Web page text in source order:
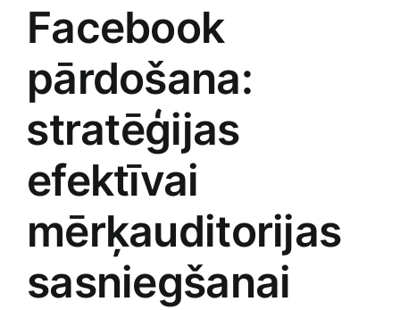
Rotaļlietas, bērnu preces
Smaržas, kosmētika
Sports, tūrisms un atpūta
TV un Sadzīves tehnika
Zoo preces
Facebook
pārdošana:
⁣stratēģijas
efektīvai
mērķauditorijas
sasniegšanai